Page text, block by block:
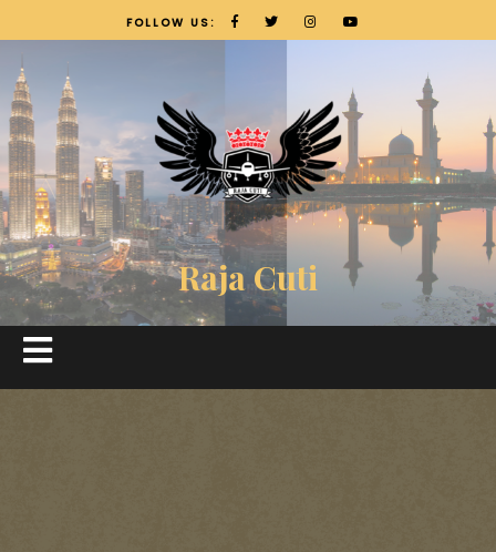
FOLLOW US:
Raja Cuti